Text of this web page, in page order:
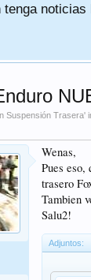
tenga
Suspensión Trasera'
Wenas,
Pues eso,
trasero
Tambien
Salu2!
Adjuntos: